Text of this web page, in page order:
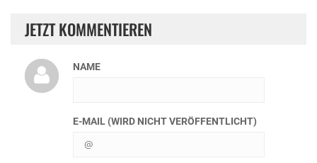
JETZT KOMMENTIEREN
NAME
E-MAIL (WIRD NICHT VERÖFFENTLICHT)